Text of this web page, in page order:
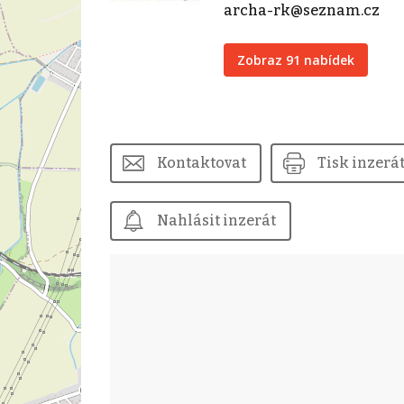
archa-rk@seznam.cz
Zobraz 91 nabídek
Kontaktovat Tisk
Nahlásit inzerát